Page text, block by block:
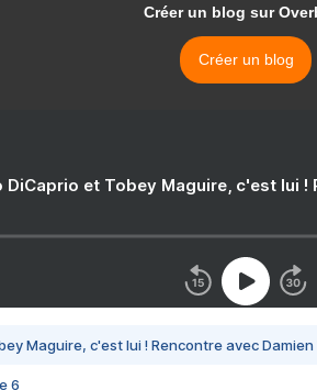
Créer un blog sur
Créer un blog
DiCaprio et Tobey Maguire, c'est lui
Maguire, c'est lui ! Rencontre avec
6